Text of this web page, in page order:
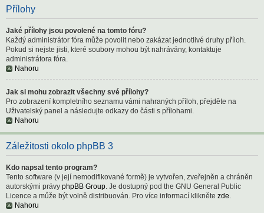
Přílohy
Jaké přílohy jsou povolené na tomto fóru?
Každý administrátor fóra může povolit nebo zakázat jednotlivé druhy příloh.
Pokud si nejste jisti, které soubory mohou být nahrávány, kontaktuje
administrátora fóra.
Nahoru
Jak si mohu zobrazit všechny své přílohy?
Pro zobrazení kompletního seznamu vámi nahraných příloh, přejděte na
Uživatelský panel a následujte odkazy do části s přílohami.
Nahoru
Záležitosti okolo phpBB 3
Kdo napsal tento program?
Tento software (v její nemodifikované formě) je vytvořen, zveřejněn a chráněn
autorskými právy phpBB Group. Je dostupný pod the GNU General Public
Licence a může být volně distribuován. Pro více informací klikněte zde.
Nahoru